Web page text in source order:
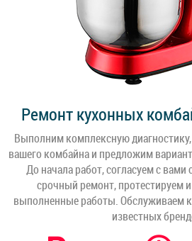
Ремонт кухонных
Выполним комплексную
вашего комбайна и предложим
До начала работ, согласуем с
срочный ремонт, протестируем
выполненные работы. Обслуживаем
известных